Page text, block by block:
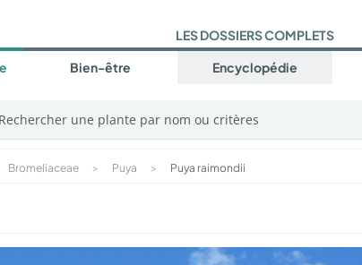
LES DOSSIERS COMPLETS
Bien-être Encyclopédie
Rechercher une plante par nom ou critères
Bromeliaceae > Puya > Puya raimondii